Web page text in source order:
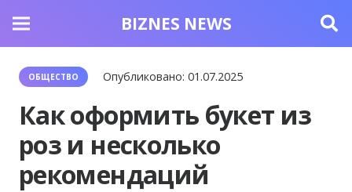
BIZNES NEWS
ОБЩЕСТВО Опубликовано:01.07.2025
Как оформить букет из
роз и несколько
рекомендаций